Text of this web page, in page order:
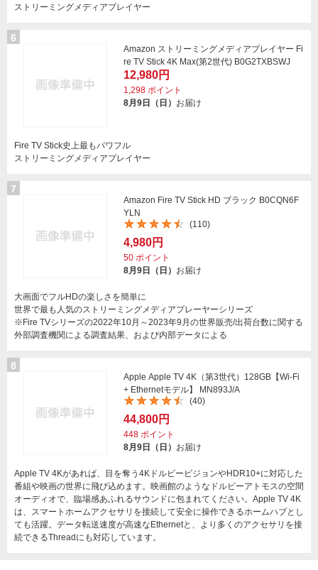
ストリーミングメディアプレイヤー
6
Amazon ストリーミングメディアプレイヤー Fi
re TV Stick 4K Max(第2世代) B0G2TXBSWJ
12,980円
1,298 ポイント
8月9日（日） お届け
Fire TV Stick史上最もパワフル
ストリーミングメディアプレイヤー
7
Amazon Fire TV Stick HD ブラック B0CQN6F
YLN
(110)
4,980円
50 ポイント
8月9日（日） お届け
大画面でフルHDの楽しさを簡単に
世界で最も人気のストリーミングメディアプレーヤーシリーズ
※Fire TVシリーズの2022年10月～2023年9月の世界販売/出荷台数に関する
外部調査機関による調査結果、および内部データによる
8
Apple Apple TV 4K（第3世代）128GB【Wi-Fi
+ Ethernetモデル】 MN893J/A
(40)
44,800円
448 ポイント
8月9日（日） お届け
Apple TV 4Kがあれば、目を奪う4KドルビービジョンやHDR10+に対応した
番組や映画の世界に飛び込めます。映画館のようなドルビーアトモスの空間
オーディオで、臨場感あふれるサウンドに包まれてください。Apple TV 4K
は、スマートホームアクセサリを接続して安全に操作できるホームハブとし
ても活躍。データ転送速度が高速なEthernetと、より多くのアクセサリを接
続できるThreadにも対応しています。